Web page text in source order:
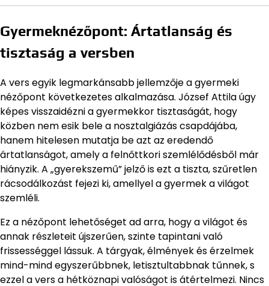
Gyermeknézőpont: Ártatlanság és
tisztaság a versben
A vers egyik legmarkánsabb jellemzője a gyermeki
nézőpont következetes alkalmazása. József Attila úgy
képes visszaidézni a gyermekkor tisztaságát, hogy
közben nem esik bele a nosztalgiázás csapdájába,
hanem hitelesen mutatja be azt az eredendő
ártatlanságot, amely a felnőttkori szemlélődésből már
hiányzik. A „gyerekszemű” jelző is ezt a tiszta, szűretlen
rácsodálkozást fejezi ki, amellyel a gyermek a világot
szemléli.
Ez a nézőpont lehetőséget ad arra, hogy a világot és
annak részleteit újszerűen, szinte tapintani való
frissességgel lássuk. A tárgyak, élmények és érzelmek
mind-mind egyszerűbbnek, letisztultabbnak tűnnek, s
ezzel a vers a hétköznapi valóságot is átértelmezi. Nincs